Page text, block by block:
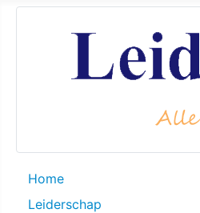
Home
Leiderschap